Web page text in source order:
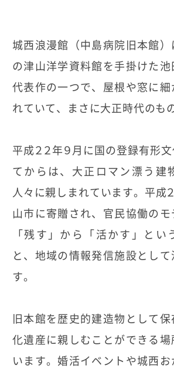
城西浪漫館（中島病院旧本館
の津山洋学資料館を手掛けた池
代表作の一つで、屋根や窓に細
れていて、まさに大正時代のも
平成２２年９月に国の登録有形
てからは、大正ロマン漂う建
人々に親しまれています。平成
山市に寄贈され、官民協働のモ
「残す」から「活かす」とい
と、地域の情報発信施設として
す。
旧本館を歴史的建造物として
化遺産に親しむことができる場
います。婚活イベントや城西お